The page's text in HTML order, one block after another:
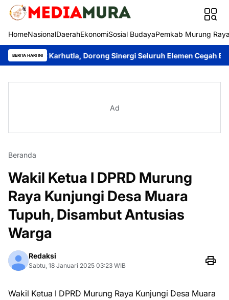
HomeNasionalDaerahEkonomiSosial BudayaPemkab Murung
BERITA HARI INI
Karhutla, Dorong Sinergi Seluruh Elemen Cegah Bencana
Ad
Beranda
Wakil Ketua I DPRD Murung
Raya Kunjungi Desa Muara
Tupuh, Disambut Antusias
Warga
Redaksi
Sabtu, 18 Januari 2025 03:23 WIB
Wakil Ketua I DPRD Murung Raya Kunjungi Desa Muara